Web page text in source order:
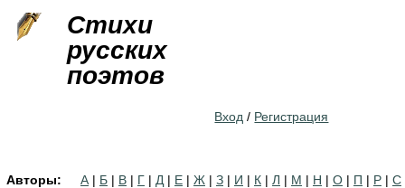
Стихи
русских
поэтов
Вход / Регистрация
Авторы: А | Б | В | Г | Д | Е | Ж | З | И | К | Л | М | Н | О | П | Р | С